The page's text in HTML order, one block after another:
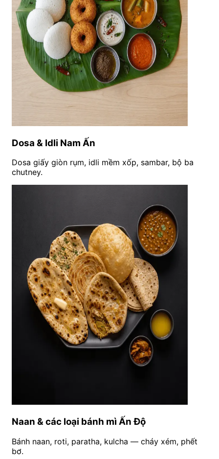
Dosa & Idli Nam Ấn
Dosa giấy giòn rụm, idli mềm xốp, sambar, bộ ba
chutney.
Naan & các loại bánh mì Ấn Độ
Bánh naan, roti, paratha, kulcha — cháy xém, phết
bơ.